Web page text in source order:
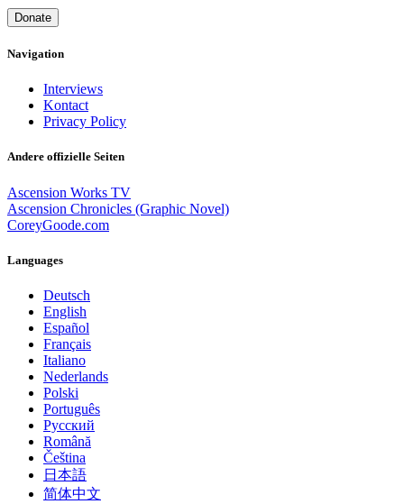
Donate
Navigation
Interviews
Kontact
Privacy Policy
Andere offizielle Seiten
Ascension Works TV
Ascension Chronicles (Graphic Novel)
CoreyGoode.com
Languages
Deutsch
English
Español
Français
Italiano
Nederlands
Polski
Português
Pусский
Română
Čeština
日本語
简体中文